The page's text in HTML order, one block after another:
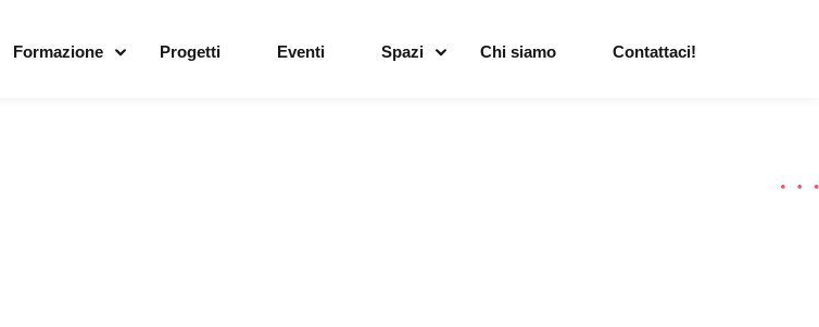
Formazione Progetti Eventi Spazi Chi siamo Contattaci!